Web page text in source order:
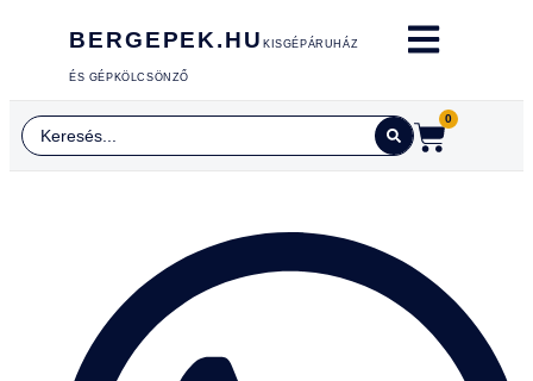
BERGEPEK.HU KISGÉPÁRUHÁZ
ÉS GÉPKÖLCSÖNZŐ
0